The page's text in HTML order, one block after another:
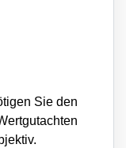
Sie den